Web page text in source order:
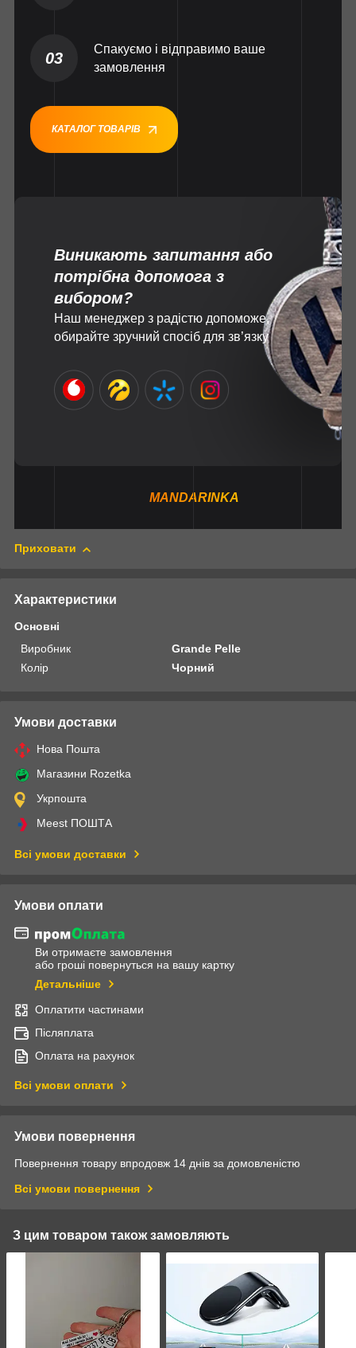
03
Спакуємо і відправимо ваше
замовлення
КАТАЛОГ ТОВАРІВ
Виникають запитання або
потрібна допомога з
вибором?
Наш менеджер з радістю допоможе,
обирайте зручний спосіб для зв’язку
MANDARINKA
Приховати
Характеристики
Основні
Виробник
Grande Pelle
Колір
Чорний
Умови доставки
Нова Пошта
Магазини Rozetka
Укрпошта
Meest ПОШТА
Всі умови доставки
Умови оплати
Ви отримаєте замовлення
або гроші повернуться на вашу картку
Детальніше
Оплатити частинами
Післяплата
Оплата на рахунок
Всі умови оплати
Умови повернення
Повернення товару впродовж 14 днів за домовленістю
Всі умови повернення
З цим товаром також замовляють